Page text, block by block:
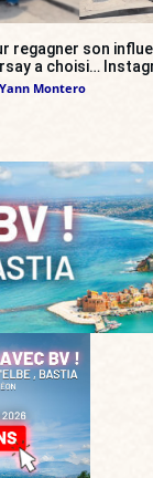
regagner son
a choisi…
Yann Montero